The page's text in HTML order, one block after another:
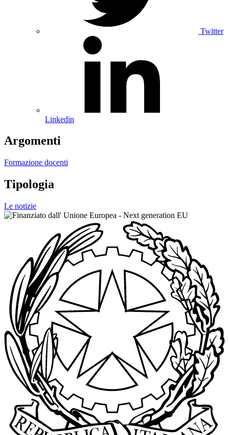
Twitter
Linkedin
Argomenti
Formazione docenti
Tipologia
Le notizie